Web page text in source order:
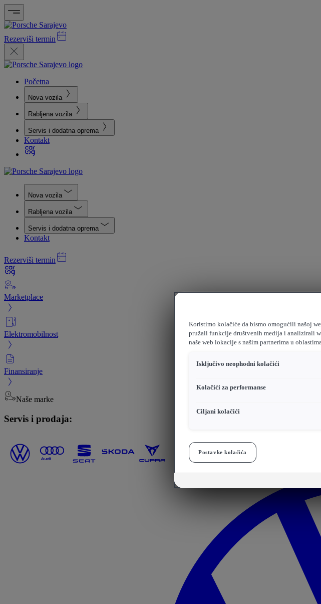
Rezerviši termin
Početna
Nova vozila
Rabljena vozila
Servis i dodatna oprema
Kontakt
Nova vozila
Rabljena vozila
Servis i dodatna oprema
Kontakt
Rezerviši termin
Marketplace
Elektromobilnost
Finansiranje
Naše marke
Servis i prodaja:
Koristimo kolačiće da bismo omogućili našoj
pružali funkcije društvenih medija i analizirali
naše web lokacije s našim partnerima u
Isključivo neophodni kolačići
Kolačići za performanse
Ciljani kolačići
Postavke kolačića